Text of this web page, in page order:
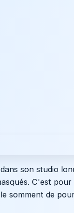
son studio
C'est
somment de